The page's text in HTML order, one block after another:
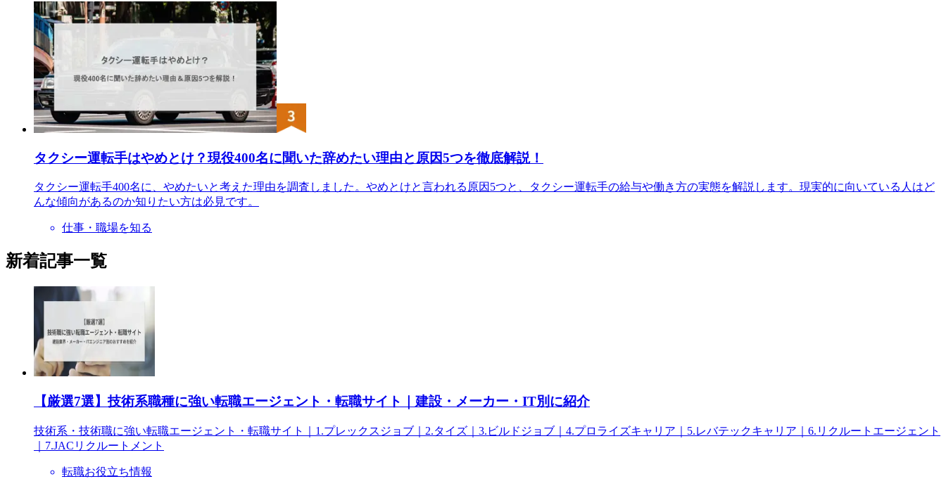
タクシー運転手はやめとけ？現役400名に聞いた辞めたい理由と原因5つを徹底解説！
タクシー運転手400名に、やめたいと考えた理由を調査しました。やめとけと言われる原因5つと、タクシー運転手の給与や働き方の実態を解説します。現実的に向いている人はど
んな傾向があるのか知りたい方は必見です。
仕事・職場を知る
新着記事一覧
【厳選7選】技術系職種に強い転職エージェント・転職サイト｜建設・メーカー・IT別に紹介
技術系・技術職に強い転職エージェント・転職サイト｜1.プレックスジョブ｜2.タイズ｜3.ビルドジョブ｜4.プロライズキャリア｜5.レバテックキャリア｜6.リクルートエージェント
｜7.JACリクルートメント
転職お役立ち情報